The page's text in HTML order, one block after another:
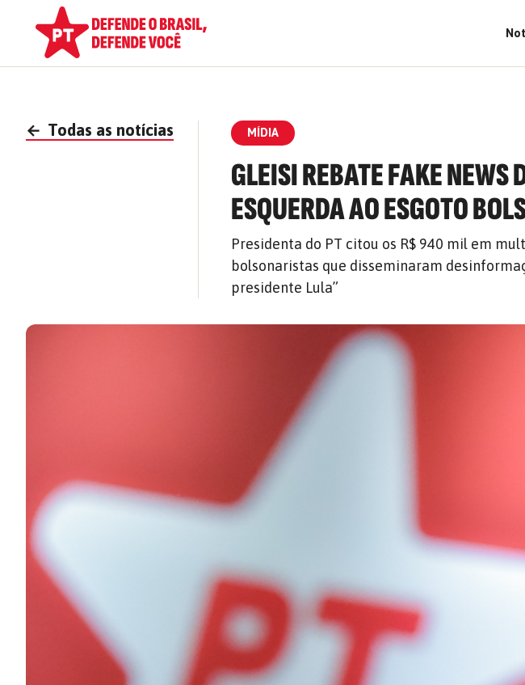
← Todas as notícias MÍDIA
GLEISI REBATE FAKE NEWS
ESQUERDA AO ESGOTO
Presidenta do PT citou os R$ 940 mil em
bolsonaristas que disseminaram
presidente Lula”